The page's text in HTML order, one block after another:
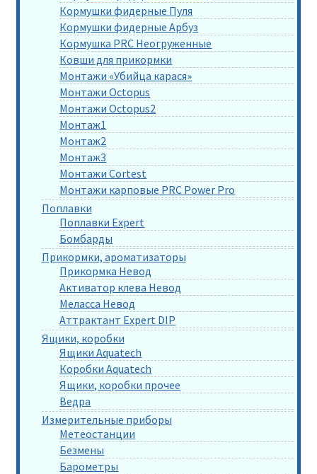
Кормушки фидерные Пуля
Кормушки фидерные Арбуз
Кормушка PRC Неогруженные
Ковши для прикормки
Монтажи «Убийца карася»
Монтажи Octopus
Монтажи Octopus2
Монтаж1
Монтаж2
Монтаж3
Монтажи Cortest
Монтажи карповые PRC Power Pro
Поплавки
Поплавки Expert
Бомбарды
Прикормки, ароматизаторы
Прикормка Невод
Активатор клева Невод
Меласса Невод
Аттрактант Expert DIP
Ящики, коробки
Ящики Aquatech
Коробки Aquatech
Ящики, коробки прочее
Ведра
Измерительные приборы
Метеостанции
Безмены
Барометры